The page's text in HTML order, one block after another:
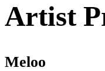
Artist
Meloo